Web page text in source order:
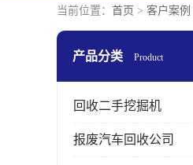
当前位置： 首页 > 客户案例
产品分类 Product
回收二手挖掘机
报废汽车回收公司